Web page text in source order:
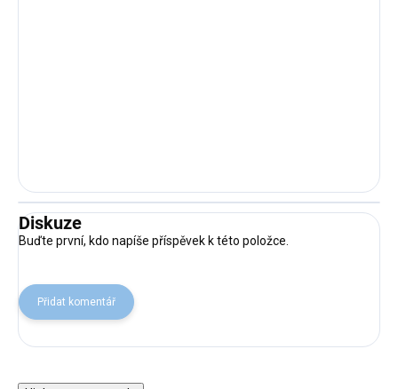
Diskuze
Buďte první, kdo napíše příspěvek k této položce.
Přidat komentář